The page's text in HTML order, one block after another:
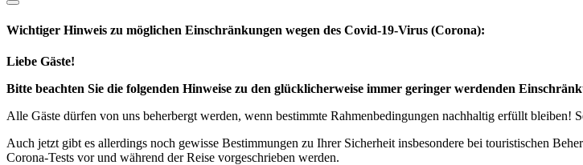
Wichtiger Hinweis zu möglichen Ein­schränk­ungen wegen des Covid-19-Virus (Corona):
Liebe Gäste!
Bitte beachten Sie die folgenden Hinweise zu den glücklicherweise immer geringer werdenden
Alle Gäste dürfen von uns beherbergt werden, wenn bestimmte Rahmenbedingungen nachhaltig erfüllt bleiben!
Auch jetzt gibt es allerdings noch gewisse Bestimmungen zu Ihrer Sicherheit insbesondere bei touristischen
Corona-Tests vor und während der Reise vorgeschrieben werden.